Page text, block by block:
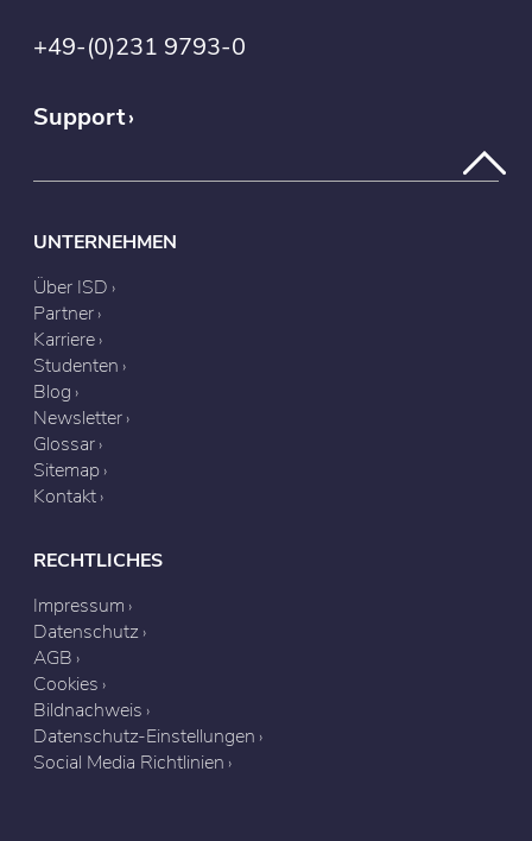
+49-(0)231 9793-0
Support
UNTERNEHMEN
Über ISD
Partner
Karriere
Studenten
Blog
Newsletter
Glossar
Sitemap
Kontakt
RECHTLICHES
Impressum
Datenschutz
AGB
Cookies
Bildnachweis
Datenschutz-Einstellungen
Social Media Richtlinien